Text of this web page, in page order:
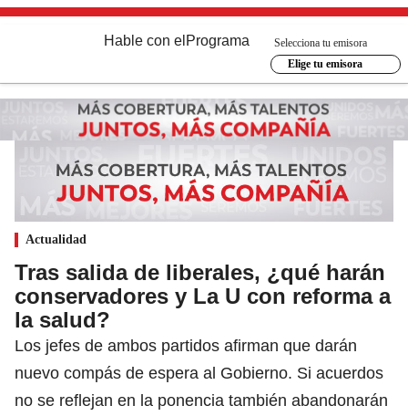
Hable con el Programa
Selecciona tu emisora
Elige tu emisora
Actualidad
Tras salida de liberales, ¿qué harán
conservadores y La U con reforma a
la salud?
Los jefes de ambos partidos afirman que darán
nuevo compás de espera al Gobierno. Si acuerdos
no se reflejan en la ponencia también abandonarán